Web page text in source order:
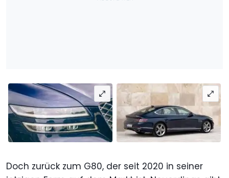
Doch zurück zum G80, der seit 2020 in seiner